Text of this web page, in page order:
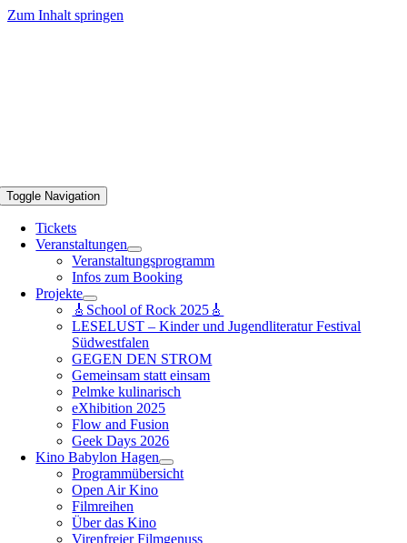
Zum Inhalt springen
Toggle Navigation
Tickets
Veranstaltungen
Veranstaltungsprogramm
Infos zum Booking
Projekte
🎸School of Rock 2025🎸
LESELUST – Kinder und Jugendliteratur Festival
Südwestfalen
GEGEN DEN STROM
Gemeinsam statt einsam
Pelmke kulinarisch
eXhibition 2025
Flow and Fusion
Geek Days 2026
Kino Babylon Hagen
Programmübersicht
Open Air Kino
Filmreihen
Über das Kino
Virenfreier Filmgenuss